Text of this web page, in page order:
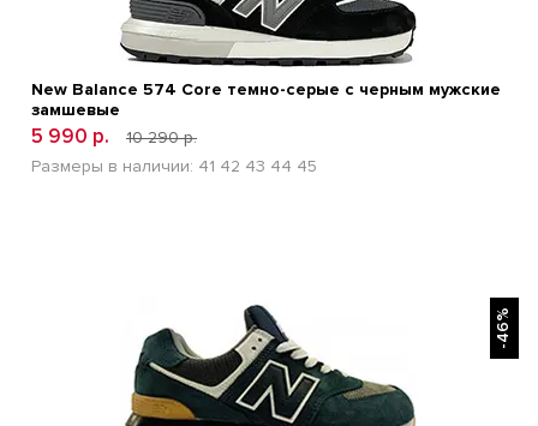
New Balance 574 Core темно-серые с черным мужские
замшевые
5 990 р.
10 290 р.
Размеры в наличии: 41 42 43 44 45
-46%